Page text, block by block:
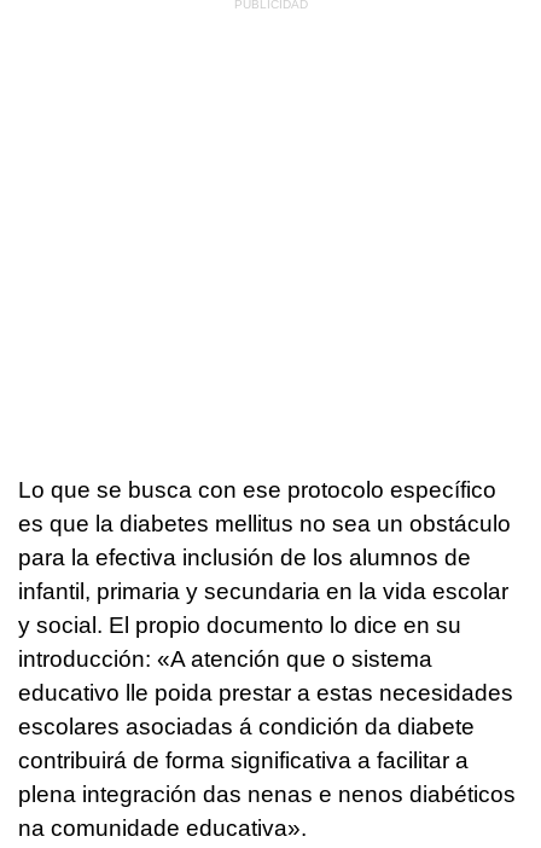
Lo que se busca con ese protocolo específico
es que la diabetes mellitus no sea un obstáculo
para la efectiva inclusión de los alumnos de
infantil, primaria y secundaria en la vida escolar
y social. El propio documento lo dice en su
introducción: «A atención que o sistema
educativo lle poida prestar a estas necesidades
escolares asociadas á condición da diabete
contribuirá de forma significativa a facilitar a
plena integración das nenas e nenos diabéticos
na comunidade educativa».